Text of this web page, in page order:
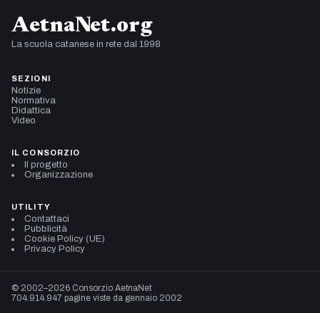
AetnaNet.org
La scuola catanese in rete dal 1998
SEZIONI
Notizie
Normativa
Didattica
Video
IL CONSORZIO
Il progetto
Organizzazione
UTILITY
Contattaci
Pubblicità
Cookie Policy (UE)
Privacy Policy
© 2002–2026 Consorzio AetnaNet
704.914.947 pagine viste da gennaio 2002